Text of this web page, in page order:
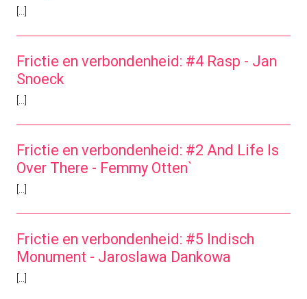
Frictie en verbondenheid: #4 Rasp - Jan
Snoeck
Frictie en verbondenheid: #2 And Life Is
Over There - Femmy Otten`
Frictie en verbondenheid: #5 Indisch
Monument - Jaroslawa Dankowa